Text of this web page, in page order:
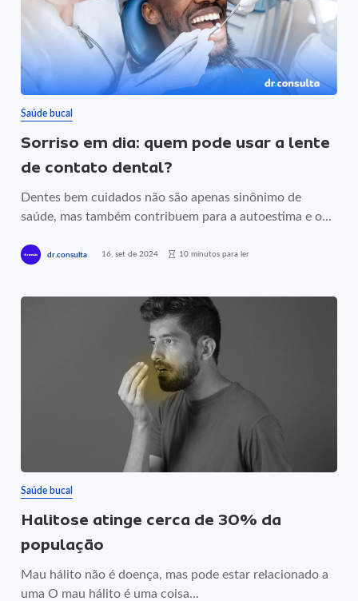
Saúde bucal
Sorriso em dia: quem pode usar a lente
de contato dental?
Dentes bem cuidados não são apenas sinônimo de
saúde, mas também contribuem para a autoestima e o...
dr.consulta 16, set de 2024 10 minutos para ler
Saúde bucal
Halitose atinge cerca de 30% da
população
Mau hálito não é doença, mas pode estar relacionado a
uma O mau hálito é uma coisa...